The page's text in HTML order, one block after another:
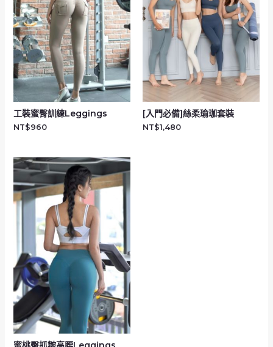
工裝蜜臀訓練Leggings
NT$960
[入門必備]絲柔瑜珈套裝
NT$1,480